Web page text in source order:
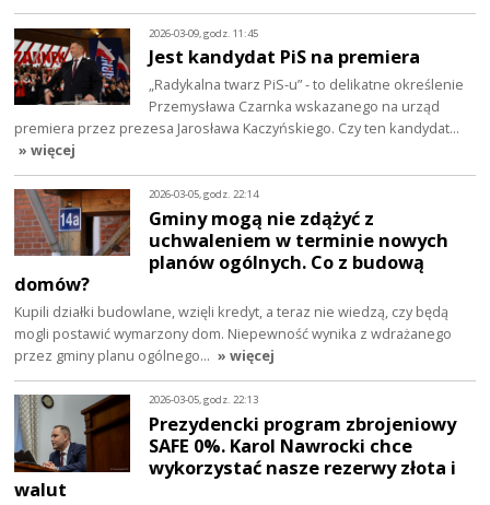
2026-03-09, godz. 11:45
Jest kandydat PiS na premiera
„Radykalna twarz PiS-u” - to delikatne określenie
Przemysława Czarnka wskazanego na urząd
premiera przez prezesa Jarosława Kaczyńskiego. Czy ten kandydat…
» więcej
2026-03-05, godz. 22:14
Gminy mogą nie zdążyć z
uchwaleniem w terminie nowych
planów ogólnych. Co z budową
domów?
Kupili działki budowlane, wzięli kredyt, a teraz nie wiedzą, czy będą
mogli postawić wymarzony dom. Niepewność wynika z wdrażanego
przez gminy planu ogólnego… » więcej
2026-03-05, godz. 22:13
Prezydencki program zbrojeniowy
SAFE 0%. Karol Nawrocki chce
wykorzystać nasze rezerwy złota i
walut